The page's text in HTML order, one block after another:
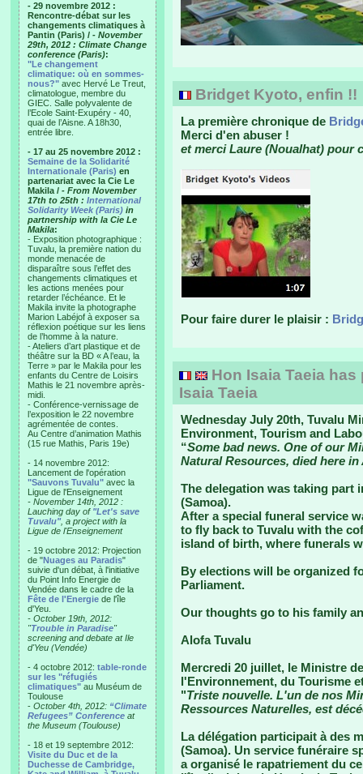
- 29 novembre 2012 :
Rencontre-débat sur les
changements climatiques à
Pantin (Paris) / - November
29th, 2012 : Climate Change
conference (Paris):
"Le changement
climatique: où en sommes-
nous?" avec Hervé Le Treut,
climatologue, membre du
GIEC. Salle polyvalente de
l’Ecole Saint-Exupéry - 40,
quai de l’Aisne. A 18h30,
entrée libre.
- 17 au 25 novembre 2012 :
Semaine de la Solidarité
Internationale (Paris) en
partenariat avec la Cie Le
Makila / - From November
17th to 25th : International
Solidarity Week (Paris) in
partnership with la Cie Le
Makila:
- Exposition photographique :
Tuvalu, la première nation du
monde menacée de
disparaître sous l’effet des
changements climatiques et
les actions menées pour
retarder l’échéance. Et le
Makila invite la photographe
Marion Labéjof à exposer sa
réflexion poétique sur les liens
de l’homme à la nature.
- Ateliers d’art plastique et de
théâtre sur la BD « A l’eau, la
Terre » par le Makila pour les
enfants du Centre de Loisirs
Mathis le 21 novembre après-
midi.
- Conférence-vernissage de
l’exposition le 22 novembre
agrémentée de contes.
Au Centre d’animation Mathis
(15 rue Mathis, Paris 19e)
- 14 novembre 2012:
Lancement de l'opération
"Sauvons Tuvalu" avec la
Ligue de l'Enseignement
- November 14th, 2012 :
Lauching day of "Let's save
Tuvalu", a project with la
Ligue de l'Enseignement
- 19 octobre 2012: Projection
de "Nuages au Paradis"
suivie d'un débat, à l'initiative
du Point Info Energie de
Vendée dans le cadre de la
Fête de l'Energie de l'île
d'Yeu.
- October 19th, 2012:
"Trouble in Paradise"
screening and debate at Ile
d'Yeu (Vendée)
- 4 octobre 2012: table-ronde
sur les "réfugiés
climatiques" au Muséum de
Toulouse
- October 4th, 2012: “Climate
Refugees” Conference at
the Museum (Toulouse)
- 18 et 19 septembre 2012:
Visite du Duc et de la
Duchesse de Cambridge,
Bridget Kyoto, enfin !!
La première chronique de
Merci d'en abuser !
et merci Laure (Noualhat) pour
Pour faire durer le plaisir :
Hon Isaia Taeia
Isaia Taeia
Wednesday July 20th, Tuvalu
Environment, Tourism and
“Some bad news. One of our
Natural Resources, died here in
The delegation was taking part
(Samoa).
After a special funeral service
to fly back to Tuvalu with the
island of birth, where funerals
By elections will be organized
Parliament.
Our thoughts go to his family
Alofa Tuvalu
Mercredi 20 juillet, le Ministre
l'Environnement, du Tourisme
"Triste nouvelle. L'un de nos
Ressources Naturelles, est
La délégation participait à des
(Samoa). Un service funéraire
a organisé le rapatriement du